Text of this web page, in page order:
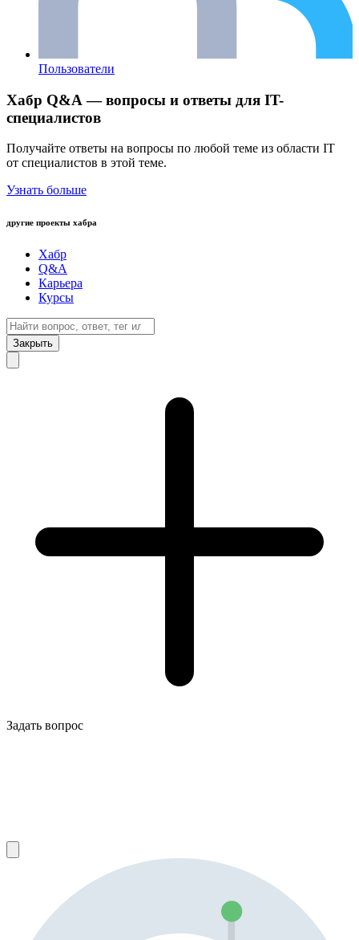
Пользователи
Хабр Q&A — вопросы и ответы для IT-
специалистов
Получайте ответы на вопросы по любой теме из области IT
от специалистов в этой теме.
Узнать больше
другие проекты хабра
Хабр
Q&A
Карьера
Курсы
Закрыть
Задать вопрос